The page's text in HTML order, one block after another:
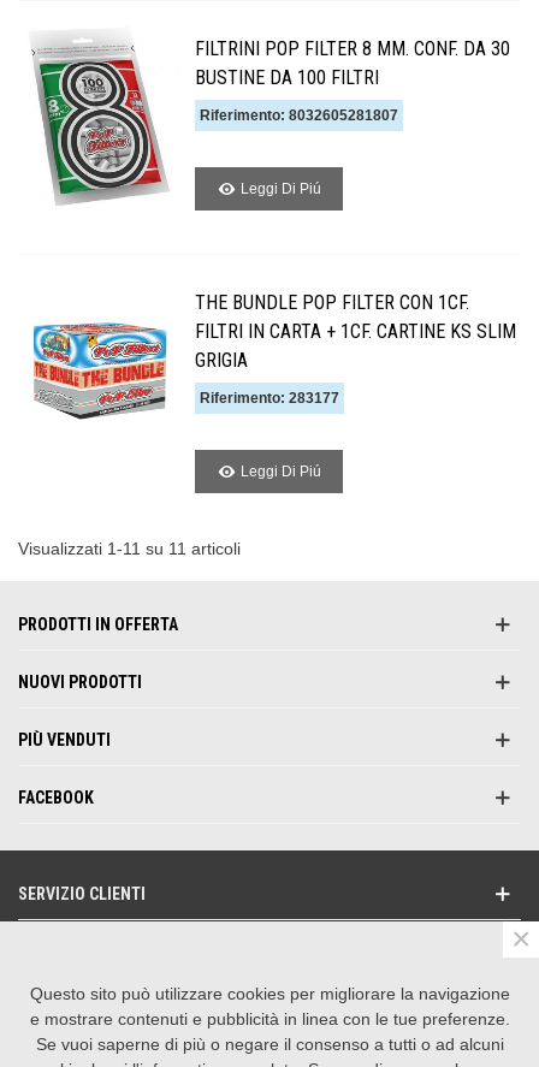
FILTRINI POP FILTER 8 MM. CONF. DA 30
BUSTINE DA 100 FILTRI
Riferimento: 8032605281807
Leggi Di Piú
THE BUNDLE POP FILTER CON 1CF.
FILTRI IN CARTA + 1CF. CARTINE KS SLIM
GRIGIA
Riferimento: 283177
Leggi Di Piú
Visualizzati 1-11 su 11 articoli
PRODOTTI IN OFFERTA
NUOVI PRODOTTI
PIÙ VENDUTI
FACEBOOK
SERVIZIO CLIENTI
SEGUICI SU
Questo sito può utilizzare cookies per migliorare la navigazione
e mostrare contenuti e pubblicità in linea con le tue preferenze.
Se vuoi saperne di più o negare il consenso a tutti o ad alcuni
×